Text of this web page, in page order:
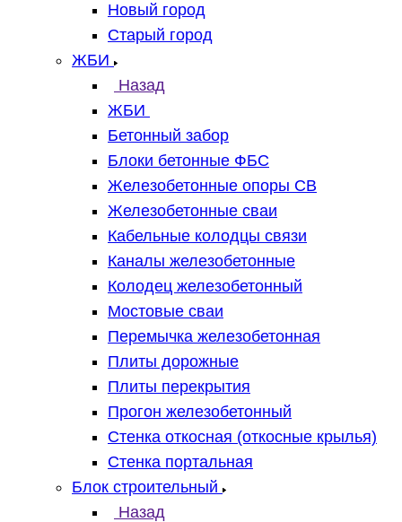
Новый город
Старый город
ЖБИ
Назад
ЖБИ
Бетонный забор
Блоки бетонные ФБС
Железобетонные опоры СВ
Железобетонные сваи
Кабельные колодцы связи
Каналы железобетонные
Колодец железобетонный
Мостовые сваи
Перемычка железобетонная
Плиты дорожные
Плиты перекрытия
Прогон железобетонный
Стенка откосная (откосные крылья)
Стенка портальная
Блок строительный
Назад